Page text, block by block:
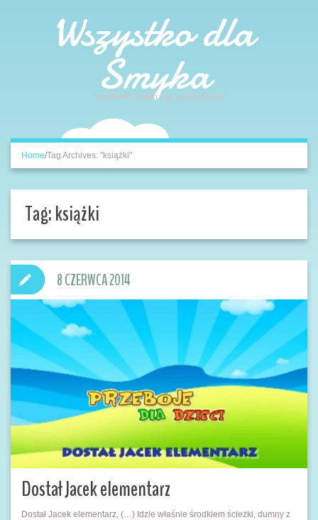
Wszystko dla
Smyka
piosenki, bajki i gry dla dzieci
Home/Tag Archives: "książki"
Tag:książki
Dostał Jacek elementarz
Dostał Jacek elementarz, (…) Idzie właśnie środkiem ścieżki, dumny z
8 CZERWCA 2014